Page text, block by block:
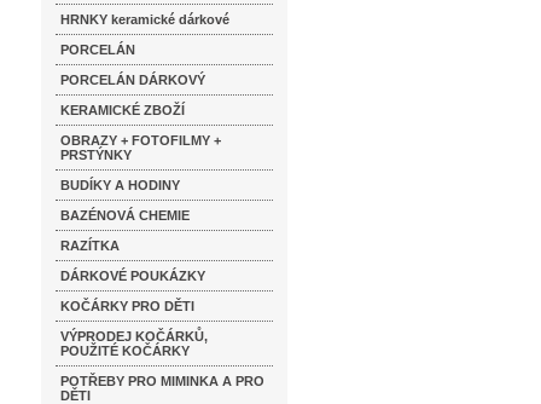
HRNKY keramické dárkové
PORCELÁN
PORCELÁN DÁRKOVÝ
KERAMICKÉ ZBOŽÍ
OBRAZY + FOTOFILMY +
PRSTÝNKY
BUDÍKY A HODINY
BAZÉNOVÁ CHEMIE
RAZÍTKA
DÁRKOVÉ POUKÁZKY
KOČÁRKY PRO DĚTI
VÝPRODEJ KOČÁRKŮ,
POUŽITÉ KOČÁRKY
POTŘEBY PRO MIMINKA A PRO
DĚTI